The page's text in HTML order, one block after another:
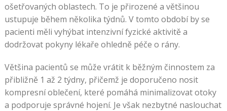
ošetřovaných oblastech. To je přirozené a většinou
ustupuje během několika týdnů. V tomto období by se
pacienti měli vyhýbat intenzivní fyzické aktivitě a
dodržovat pokyny lékaře ohledně péče o rány.
Většina pacientů se může vrátit k běžným činnostem za
přibližně 1 až 2 týdny, přičemž je doporučeno nosit
kompresní oblečení, které pomáhá minimalizovat otoky
a podporuje správné hojení. Je však nezbytné naslouchat